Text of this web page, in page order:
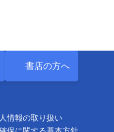
書店の方へ
情報の取り扱い